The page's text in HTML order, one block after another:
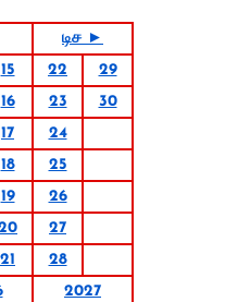
டிச ►
15 22
29
16 23
30
17
24
18
25
19
26
27
21
28
2027